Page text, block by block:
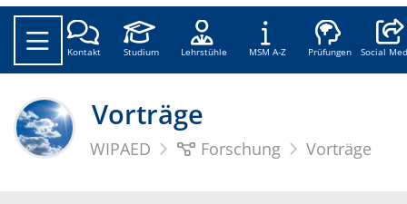
Kontakt Studium Lehrstühle MSM A-Z Prüfungen Social
Vorträge
WIPAED Forschung Vorträge